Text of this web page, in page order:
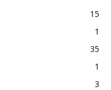
15
1
35
1
3